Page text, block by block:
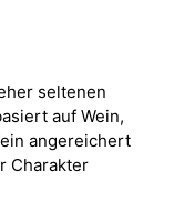
seltenen
auf Wein,
angereichert
Charakter